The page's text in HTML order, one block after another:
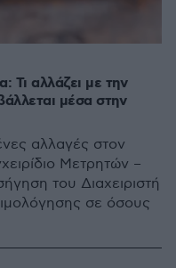
Τι αλλάζει με την
μέσα στην
αλλαγές στον
Μετρητών –
του Διαχειριστή
σε όσους